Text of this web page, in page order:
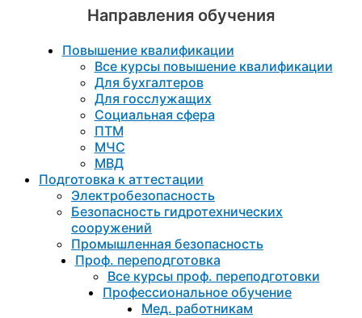
Направления обучения
Повышение квалификации
Все курсы повышение квалификации
Для бухгалтеров
Для госслужащих
Социальная сфера
ПТМ
МЧС
МВД
Подготовка к aттестации
Электробезопасность
Безопасность гидротехнических
сооружений
Промышленная безопасность
Проф. переподготовка
Все курсы проф. переподготовки
Профессиональное обучение
Мед. работникам